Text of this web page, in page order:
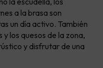
a la brasa son
un día activo. También
los quesos de la zona,
y disfrutar de una